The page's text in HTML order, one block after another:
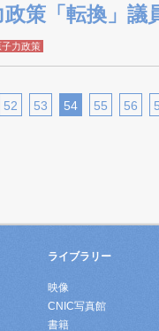
策「転換」議
子力政策
52 53 54 55 56
ライブラリー
映像
CNIC写真館
書籍